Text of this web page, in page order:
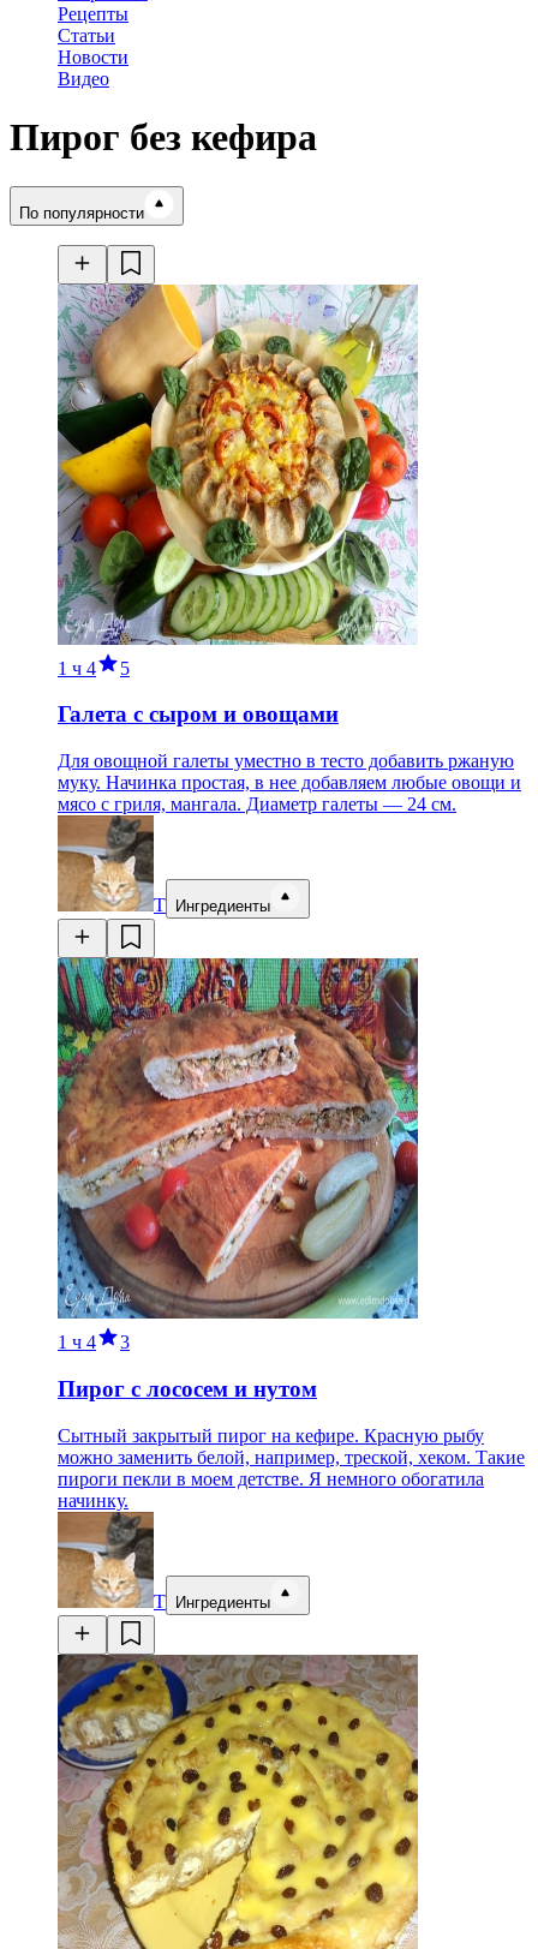
Рецепты
Статьи
Новости
Видео
Пирог без кефира
Время готовки
По популярности
1 ч 4 5
Галета с сыром и овощами
Для овощной галеты уместно в тесто добавить ржаную
муку. Начинка простая, в нее добавляем любые овощи и
мясо с гриля, мангала. Диаметр галеты — 24 см.
Т Ингредиенты
1 ч 4 3
Пирог с лососем и нутом
Сытный закрытый пирог на кефире. Красную рыбу
можно заменить белой, например, треской, хеком. Такие
пироги пекли в моем детстве. Я немного обогатила
начинку.
Т Ингредиенты